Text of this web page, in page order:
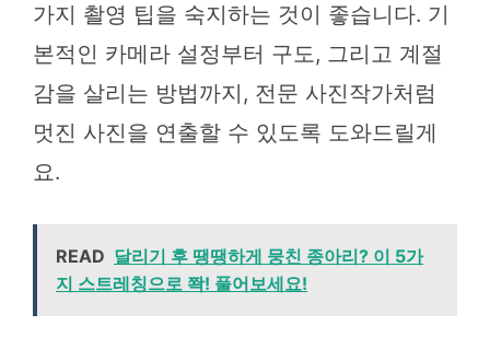
가지 촬영 팁을 숙지하는 것이 좋습니다. 기
본적인 카메라 설정부터 구도, 그리고 계절
감을 살리는 방법까지, 전문 사진작가처럼
멋진 사진을 연출할 수 있도록 도와드릴게
요.
READ 달리기 후 땡땡하게 뭉친 종아리? 이 5가
지 스트레칭으로 쫙! 풀어보세요!